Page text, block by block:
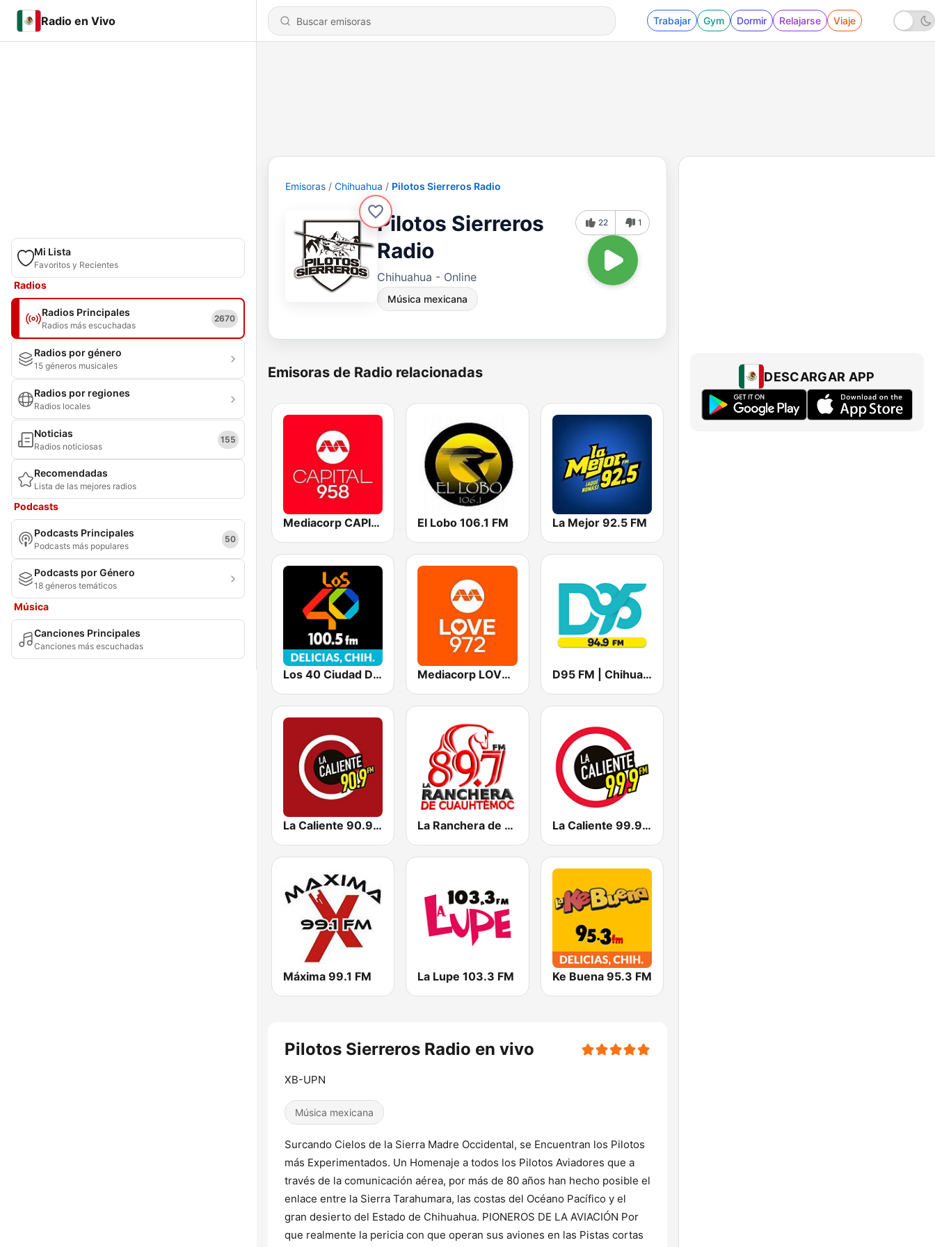
Radio en Vivo Trabajar Gym Dormir Relajarse Viaje
Mi Lista
Favoritos y Recientes
Radios
Radios Principales
Radios más escuchadas
2670
Radios por género
15 géneros musicales
Radios por regiones
Radios locales
Noticias
Radios noticiosas
155
Recomendadas
Lista de las mejores radios
Podcasts
Podcasts Principales
Podcasts más populares
50
Podcasts por Género
18 géneros temáticos
Música
Canciones Principales
Canciones más escuchadas
Emisoras Chihuahua Pilotos Sierreros Radio
Pilotos Sierreros
Radio
Chihuahua - Online
Música mexicana
22 1
Emisoras de Radio relacionadas
Mediacorp CAPITAL 958 El Lobo 106.1 FM La Mejor 92.5 FM
Los 40 Ciudad Delicias Mediacorp LOVE 972 D95 FM | Chihuahua
La Caliente 90.9 FM | Chihuahua La Ranchera de Cuauhtémoc 89.7 FM La Caliente 99.9 FM
Máxima 99.1 FM La Lupe 103.3 FM Ke Buena 95.3 FM
Pilotos Sierreros Radio en vivo
XB-UPN
Música mexicana
Surcando Cielos de la Sierra Madre Occidental, se Encuentran los Pilotos
más Experimentados. Un Homenaje a todos los Pilotos Aviadores que a
través de la comunicación aérea, por más de 80 años han hecho posible el
enlace entre la Sierra Tarahumara, las costas del Océano Pacífico y el
gran desierto del Estado de Chihuahua. PIONEROS DE LA AVIACIÓN Por
que realmente la pericia con que operan sus aviones en las Pistas cortas
DESCARGAR APP